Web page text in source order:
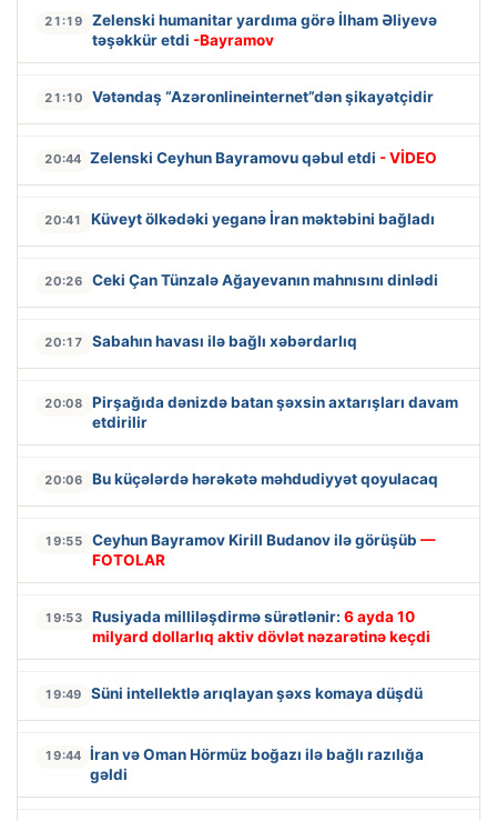
21:19
Zelenski humanitar yardıma görə İlham Əliyevə
təşəkkür etdi -Bayramov
21:10 Vətəndaş “Azəronlineinternet”dən şikayətçidir
20:44 Zelenski Ceyhun Bayramovu qəbul etdi - VİDEO
20:41 Küveyt ölkədəki yeganə İran məktəbini bağladı
20:26 Ceki Çan Tünzalə Ağayevanın mahnısını dinlədi
20:17 Sabahın havası ilə bağlı xəbərdarlıq
20:08
Pirşağıda dənizdə batan şəxsin axtarışları davam
etdirilir
20:06 Bu küçələrdə hərəkətə məhdudiyyət qoyulacaq
19:55 Ceyhun Bayramov Kirill Budanov ilə görüşüb —
FOTOLAR
19:53 Rusiyada milliləşdirmə sürətlənir: 6 ayda 10
milyard dollarlıq aktiv dövlət nəzarətinə keçdi
19:49 Süni intellektlə arıqlayan şəxs komaya düşdü
19:44 İran və Oman Hörmüz boğazı ilə bağlı razılığa
gəldi